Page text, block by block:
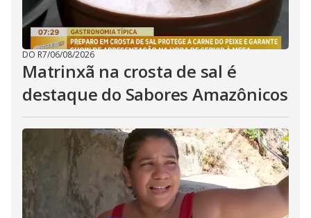
DO R7/06/08/2026
Matrinxã na crosta de sal é
destaque do Sabores Amazônicos